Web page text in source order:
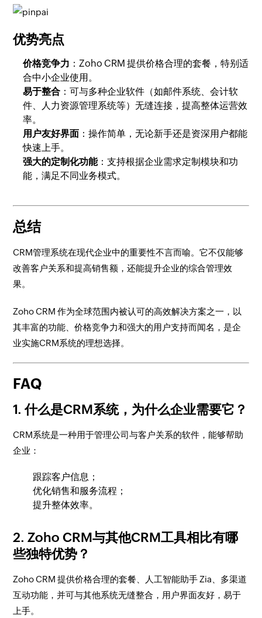
优势亮点
价格竞争力 ：Zoho CRM 提供价格合理的套餐，特别适
合中小企业使用。
易于整合 ：可与多种企业软件（如邮件系统、会计软
件、人力资源管理系统等）无缝连接，提高整体运营效
率。
用户友好界面 ：操作简单，无论新手还是资深用户都能
快速上手。
强大的定制化功能：支持根据企业需求定制模块和功
能，满足不同业务模式。
总结
CRM管理系统在现代企业中的重要性不言而喻。它不仅能够
改善客户关系和提高销售额，还能提升企业的综合管理效
果。
Zoho CRM 作为全球范围内被认可的高效解决方案之一，以
其丰富的功能、价格竞争力和强大的用户支持而闻名，是企
业实施CRM系统的理想选择。
FAQ
1. 什么是CRM系统，为什么企业需要它？
CRM系统是一种用于管理公司与客户关系的软件，能够帮助
企业：
跟踪客户信息；
优化销售和服务流程；
提升整体效率。
2. Zoho CRM与其他CRM工具相比有哪
些独特优势？
Zoho CRM 提供价格合理的套餐、人工智能助手 Zia、多渠道
互动功能，并可与其他系统无缝整合，用户界面友好，易于
上手。